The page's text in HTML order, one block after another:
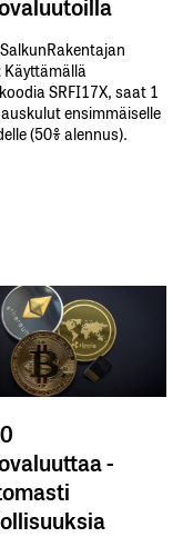
​SRFI17X,​ ​saat​ ​1
​ensimmäiselle​
​(50%​ ​alennus).
-